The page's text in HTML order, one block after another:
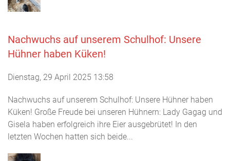
Nachwuchs auf unserem Schulhof: Unsere
Hühner haben Küken!
Dienstag, 29 April 2025 13:58
Nachwuchs auf unserem Schulhof: Unsere Hühner haben
Küken! Große Freude bei unseren Hühnern: Lady Gagag und
Gisela haben erfolgreich ihre Eier ausgebrütet! In den
letzten Wochen hatten sich beide...